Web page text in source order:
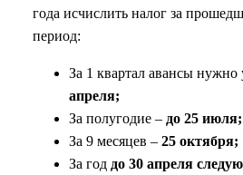
года исчислить налог за
период:
За 1 квартал авансы нужно
апреля;
За полугодие – до 25 июля;
За 9 месяцев – 25 октября;
За год до 30 апреля